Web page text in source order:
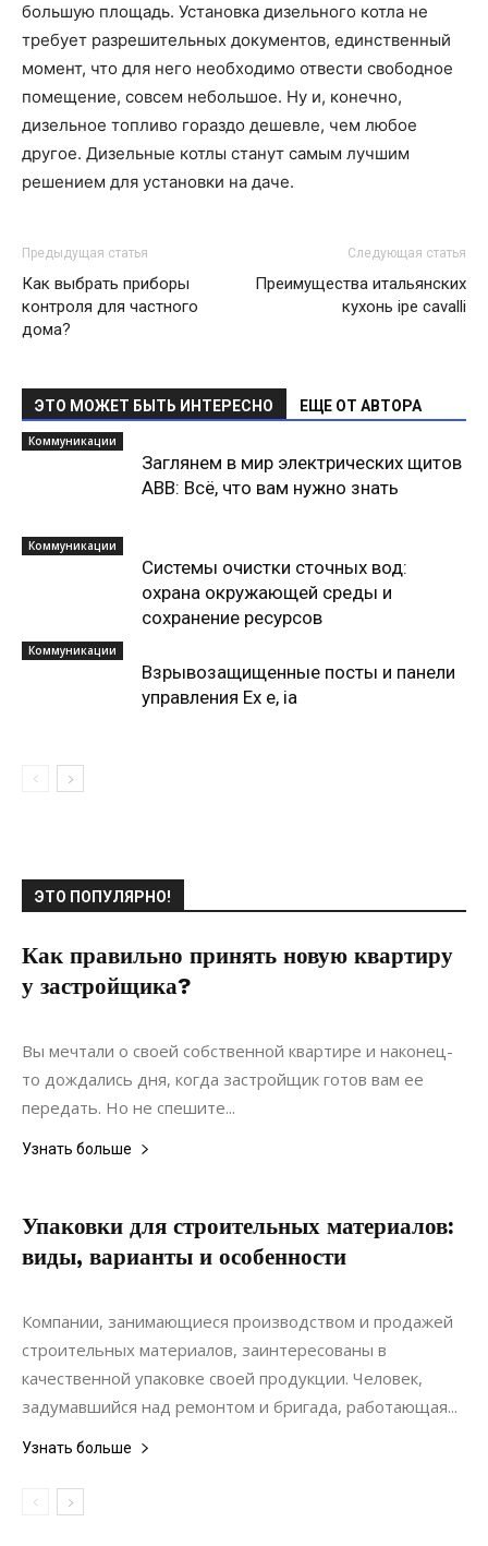
большую площадь. Установка дизельного котла не
требует разрешительных документов, единственный
момент, что для него необходимо отвести свободное
помещение, совсем небольшое. Ну и, конечно,
дизельное топливо гораздо дешевле, чем любое
другое. Дизельные котлы станут самым лучшим
решением для установки на даче.
Предыдущая статья
Как выбрать приборы
контроля для частного
дома?
Следующая статья
Преимущества итальянских
кухонь ipe cavalli
ЭТО МОЖЕТ БЫТЬ ИНТЕРЕСНО ЕЩЕ ОТ АВТОРА
Коммуникации
Заглянем в мир электрических щитов
ABB: Всё, что вам нужно знать
Коммуникации
Системы очистки сточных вод:
охрана окружающей среды и
сохранение ресурсов
Коммуникации
Взрывозащищенные посты и панели
управления Ex e, ia
ЭТО ПОПУЛЯРНО!
Как правильно принять новую квартиру
у застройщика?
22.11.2021
Вы мечтали о своей собственной квартире и наконец-
то дождались дня, когда застройщик готов вам ее
передать. Но не спешите...
Узнать больше
Упаковки для строительных материалов:
виды, варианты и особенности
02.03.2021
Компании, занимающиеся производством и продажей
строительных материалов, заинтересованы в
качественной упаковке своей продукции. Человек,
задумавшийся над ремонтом и бригада, работающая...
Узнать больше